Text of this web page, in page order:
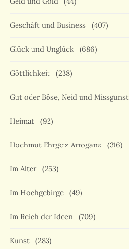
Geschäft und Business (407)
Glück und Unglück (686)
Göttlichkeit (238)
Gut oder Böse, Neid und Missgunst
Heimat (92)
Hochmut Ehrgeiz Arroganz (316)
Im Alter (253)
Im Hochgebirge (49)
Im Reich der Ideen (709)
Kunst (283)